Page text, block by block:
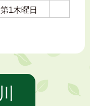
第1木曜日